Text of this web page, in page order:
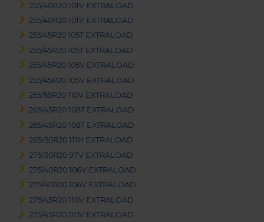
255/40R20 101V EXTRALOAD
255/40R20 101V EXTRALOAD
255/45R20 105T EXTRALOAD
255/45R20 105T EXTRALOAD
255/45R20 105V EXTRALOAD
255/45R20 105V EXTRALOAD
255/55R20 110V EXTRALOAD
265/45R20 108T EXTRALOAD
265/45R20 108T EXTRALOAD
265/50R20 111H EXTRALOAD
275/30R20 97V EXTRALOAD
275/40R20 106V EXTRALOAD
275/40R20 106V EXTRALOAD
275/45R20 110V EXTRALOAD
275/45R20 110V EXTRALOAD